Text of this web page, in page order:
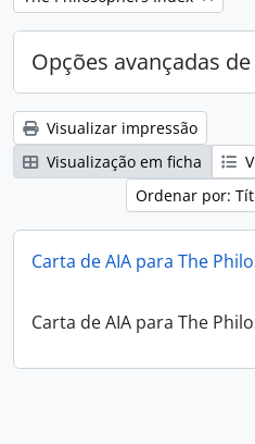
Opções avançadas
Visualizar impressão
Visualização em ficha
Ordenar por:
Carta de AIA para The
Carta de AIA para The